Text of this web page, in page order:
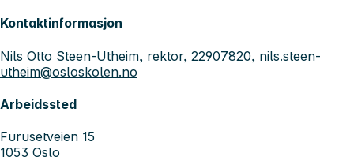
Kontaktinformasjon
Nils Otto Steen-Utheim, rektor, 22907820, nils.steen-
utheim@osloskolen.no
Arbeidssted
Furusetveien 15
1053 Oslo